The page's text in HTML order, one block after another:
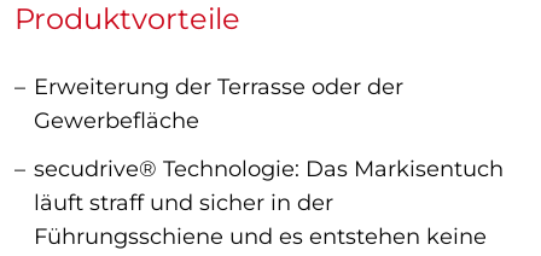
Produktvorteile
Erweiterung der Terrasse oder der
Gewerbefläche
secudrive® Technologie: Das Markisentuch
läuft straff und sicher in der
Führungsschiene und es entstehen keine